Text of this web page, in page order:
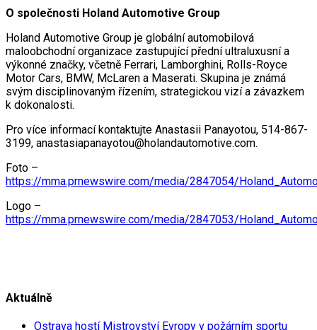
O společnosti Holand Automotive Group
Holand Automotive Group je globální automobilová
maloobchodní organizace zastupující přední ultraluxusní a
výkonné značky, včetně Ferrari, Lamborghini, Rolls-Royce
Motor Cars, BMW, McLaren a Maserati. Skupina je známá
svým disciplinovaným řízením, strategickou vizí a závazkem
k dokonalosti.
Pro více informací kontaktujte Anastasii Panayotou, 514-867-
3199, anastasiapanayotou@holandautomotive.com.
Foto –
https://mma.prnewswire.com/media/2847054/
Logo –
https://mma.prnewswire.com/media/2847053/
Aktuálně
Ostrava hostí Mistrovství Evropy v požárním sportu